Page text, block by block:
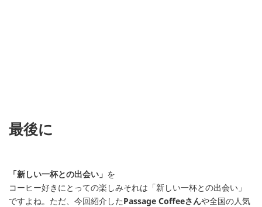
最後に
「新しい一杯との出会い」 を
コーヒー好きにとっての楽しみそれは「新しい一杯との出会い」
ですよね。ただ、今回紹介したPassage Coffeeさんや全国の人気